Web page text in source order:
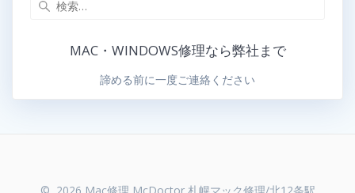
MAC・WINDOWS修理なら弊社まで
諦める前に一度ご連絡ください